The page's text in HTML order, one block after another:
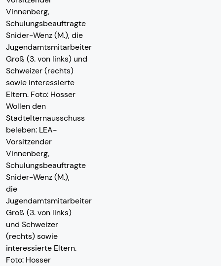
Wollen den
Stadtelternausschuss
beleben: LEA-
Vorsitzender
Vinnenberg,
Schulungsbeauftragte
Snider-Wenz (M.),
die
Jugendamtsmitarbeiter
Groß (3. von links)
und Schweizer
(rechts) sowie
interessierte Eltern.
Foto: Hosser